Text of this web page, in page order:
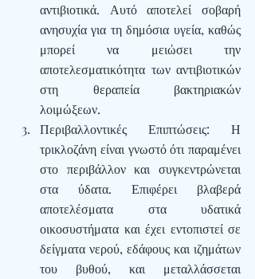
αντιβιοτικά. Αυτό αποτελεί σοβαρή
ανησυχία για τη δημόσια υγεία, καθώς
μπορεί να μειώσει την
αποτελεσματικότητα των αντιβιοτικών
στη θεραπεία βακτηριακών
λοιμώξεων.
Περιβαλλοντικές Επιπτώσεις: Η
τρικλοζάνη είναι γνωστό ότι παραμένει
στο περιβάλλον και συγκεντρώνεται
στα ύδατα. Επιφέρει βλαβερά
αποτελέσματα στα υδατικά
οικοσυστήματα και έχει εντοπιστεί σε
δείγματα νερού, εδάφους και ιζημάτων
του βυθού, και μεταλλάσσεται